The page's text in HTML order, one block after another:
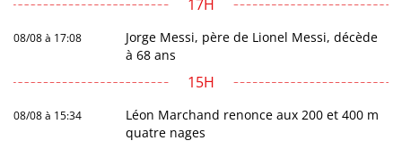
17H
08/08 à 17:08
Jorge Messi, père de Lionel Messi, décède
à 68 ans
15H
08/08 à 15:34
Léon Marchand renonce aux 200 et 400 m
quatre nages